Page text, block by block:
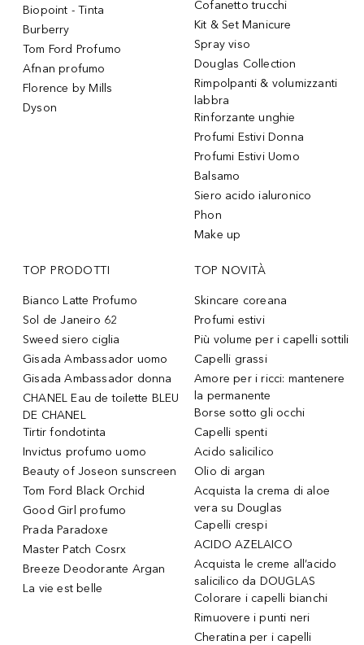
Biopoint - Tinta
Burberry
Tom Ford Profumo
Afnan profumo
Florence by Mills
Dyson
Cofanetto trucchi
Kit & Set Manicure
Spray viso
Douglas Collection
Rimpolpanti & volumizzanti
labbra
Rinforzante unghie
Profumi Estivi Donna
Profumi Estivi Uomo
Balsamo
Siero acido ialuronico
Phon
Make up
TOP PRODOTTI
Bianco Latte Profumo
Sol de Janeiro 62
Sweed siero ciglia
Gisada Ambassador uomo
Gisada Ambassador donna
CHANEL Eau de toilette BLEU
DE CHANEL
Tirtir fondotinta
Invictus profumo uomo
Beauty of Joseon sunscreen
Tom Ford Black Orchid
Good Girl profumo
Prada Paradoxe
Master Patch Cosrx
Breeze Deodorante Argan
La vie est belle
TOP NOVITÀ
Skincare coreana
Profumi estivi
Più volume per i capelli sottili
Capelli grassi
Amore per i ricci: mantenere
la permanente
Borse sotto gli occhi
Capelli spenti
Acido salicilico
Olio di argan
Acquista la crema di aloe
vera su Douglas
Capelli crespi
ACIDO AZELAICO
Acquista le creme all’acido
salicilico da DOUGLAS
Colorare i capelli bianchi
Rimuovere i punti neri
Cheratina per i capelli